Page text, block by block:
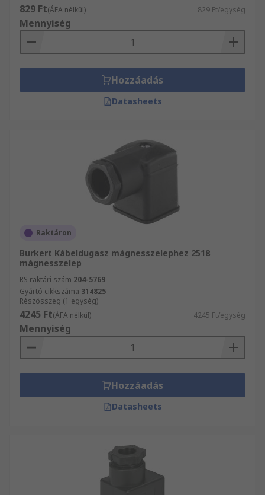
829 Ft(ÁFA nélkül) 829 Ft/egység
Mennyiség
Hozzáadás
Datasheets
Raktáron
Burkert Kábeldugasz mágnesszelephez 2518
mágnesszelep
RS raktári szám 204-5769
Gyártó cikkszáma 314825
Részösszeg (1 egység)
4245 Ft(ÁFA nélkül) 4245 Ft/egység
Mennyiség
Hozzáadás
Datasheets